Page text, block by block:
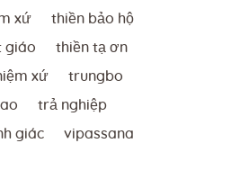
xứ thiền bảo hộ
giáo thiền tạ ơn
xứ trungbo
trả nghiệp
giác vipassana